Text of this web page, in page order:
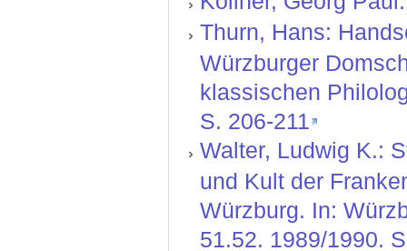
Thurn, Hans:
Würzburger
klassischen
S. 206-211
Walter, Ludwig K.:
und Kult der
Würzburg. In:
51.52. 1989/1990.